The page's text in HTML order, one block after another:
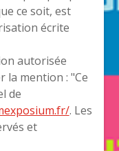
ce soit, est
écrite
autorisée
la mention : "Ce
de
. Les
et